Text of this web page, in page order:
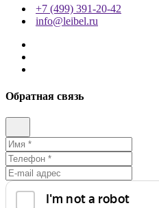
+7 (499) 391-20-42
info@leibel.ru
Обратная связь